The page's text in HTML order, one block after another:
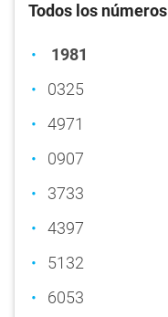
Todos los
1981
0325
4971
0907
3733
4397
5132
6053